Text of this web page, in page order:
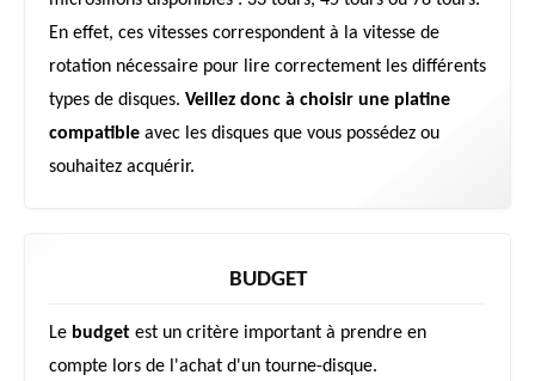
En effet, ces vitesses correspondent à la vitesse de
rotation nécessaire pour lire correctement les différents
types de disques. Veillez donc à choisir une platine
compatible avec les disques que vous possédez ou
souhaitez acquérir.
BUDGET
Le budget est un critère important à prendre en
compte lors de l'achat d'un tourne-disque.